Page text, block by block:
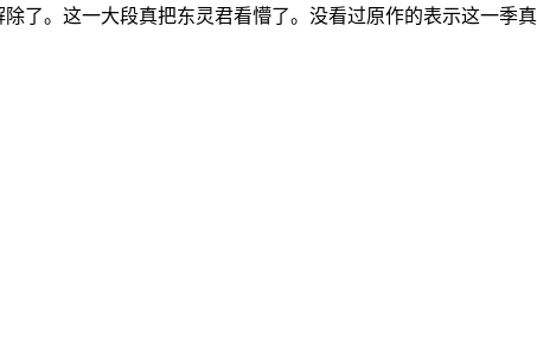
了。这一大段真把东灵君看懵了。没看过原作的表示这一季